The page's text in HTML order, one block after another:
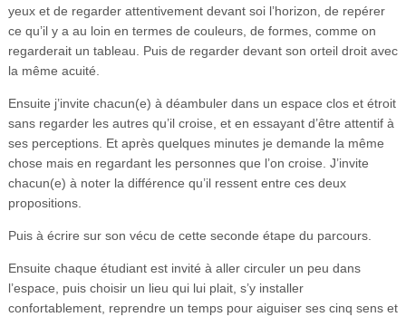
yeux et de regarder attentivement devant soi l’horizon, de repérer
ce qu’il y a au loin en termes de couleurs, de formes, comme on
regarderait un tableau. Puis de regarder devant son orteil droit avec
la même acuité.
Ensuite j’invite chacun(e) à déambuler dans un espace clos et étroit
sans regarder les autres qu’il croise, et en essayant d’être attentif à
ses perceptions. Et après quelques minutes je demande la même
chose mais en regardant les personnes que l’on croise. J’invite
chacun(e) à noter la différence qu’il ressent entre ces deux
propositions.
Puis à écrire sur son vécu de cette seconde étape du parcours.
Ensuite chaque étudiant est invité à aller circuler un peu dans
l’espace, puis choisir un lieu qui lui plait, s’y installer
confortablement, reprendre un temps pour aiguiser ses cinq sens et